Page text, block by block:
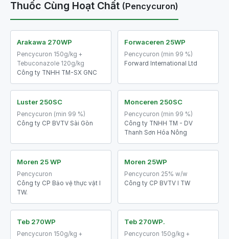
Thuốc Cùng Hoạt Chất (Pencycuron)
Arakawa 270WP
Pencycuron 150g/kg +
Tebuconazole 120g/kg
Công ty TNHH TM-SX GNC
Forwaceren 25WP
Pencycuron (min 99 %)
Forward International Ltd
Luster 250SC
Pencycuron (min 99 %)
Công ty CP BVTV Sài Gòn
Monceren 250SC
Pencycuron (min 99 %)
Công ty TNHH TM - DV
Thanh Sơn Hóa Nông
Moren 25 WP
Pencycuron
Công ty CP Bảo vệ thực vật I
TW.
Moren 25WP
Pencycuron 25% w/w
Công ty CP BVTV I TW
Teb 270WP
Pencycuron 150g/kg +
Teb 270WP.
Pencycuron 150g/kg +